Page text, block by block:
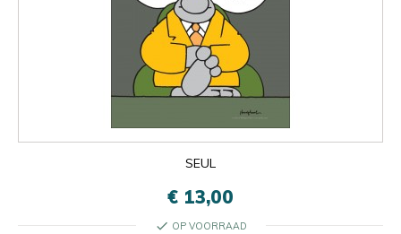
SEUL
€ 13,00
check OP VOORRAAD